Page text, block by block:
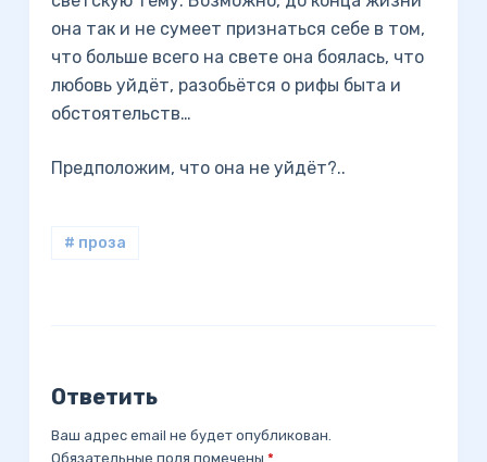
она так и не сумеет признаться себе в том,
что больше всего на свете она боялась, что
любовь уйдёт, разобьётся о рифы быта и
обстоятельств…
Предположим, что она не уйдёт?..
# проза
Ответить
Ваш адрес email не будет опубликован.
Обязательные поля помечены *